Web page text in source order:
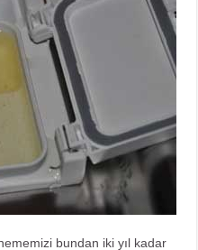
bundan iki yıl kadar